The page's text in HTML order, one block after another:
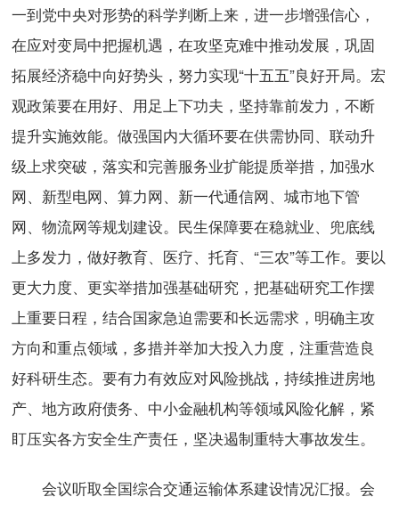
一到党中央对形势的科学判断上来，进一步增强信心，
在应对变局中把握机遇，在攻坚克难中推动发展，巩固
拓展经济稳中向好势头，努力实现“十五五”良好开局。宏
观政策要在用好、用足上下功夫，坚持靠前发力，不断
提升实施效能。做强国内大循环要在供需协同、联动升
级上求突破，落实和完善服务业扩能提质举措，加强水
网、新型电网、算力网、新一代通信网、城市地下管
网、物流网等规划建设。民生保障要在稳就业、兜底线
上多发力，做好教育、医疗、托育、“三农”等工作。要以
更大力度、更实举措加强基础研究，把基础研究工作摆
上重要日程，结合国家急迫需要和长远需求，明确主攻
方向和重点领域，多措并举加大投入力度，注重营造良
好科研生态。要有力有效应对风险挑战，持续推进房地
产、地方政府债务、中小金融机构等领域风险化解，紧
盯压实各方安全生产责任，坚决遏制重特大事故发生。
会议听取全国综合交通运输体系建设情况汇报。会